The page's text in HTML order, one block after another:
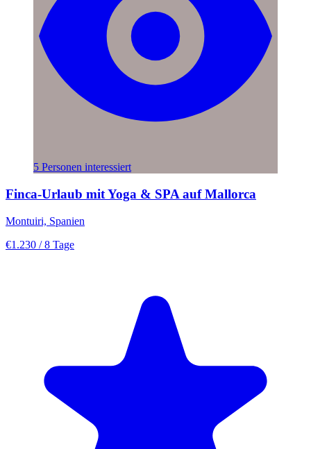
5 Personen interessiert
Finca-Urlaub mit Yoga & SPA auf Mallorca
Montuiri, Spanien
€1.230 / 8 Tage